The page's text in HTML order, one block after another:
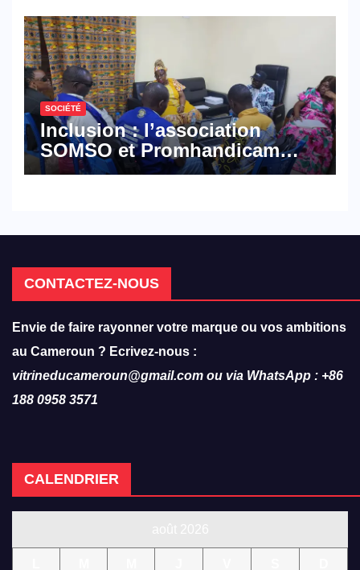
SOCIÉTÉ
Inclusion : l’association
SOMSO et Promhandicam
militent en faveur d’une
CONTACTEZ-NOUS
Envie de faire rayonner votre marque ou vos ambitions
au Cameroun ? Ecrivez-nous :
vitrineducameroun@gmail.com ou via WhatsApp : +86
188 0958 3571
CALENDRIER